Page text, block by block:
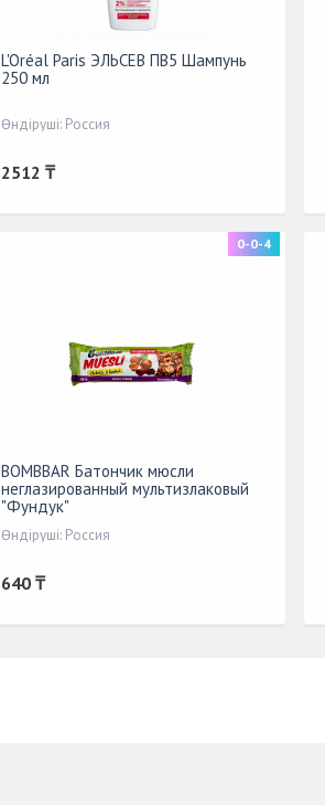
L'Oréal Paris ЭЛЬСЕВ ПВ5 Шампунь
250 мл
Өндіруші: Россия
2512 ₸
0-0-4
BOMBBAR Батончик мюсли
неглазированный мультизлаковый
"Фундук"
Өндіруші: Россия
640 ₸